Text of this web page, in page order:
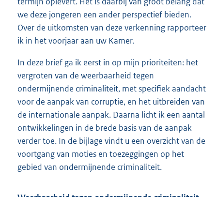
we deze jongeren een ander perspectief bieden.
Over de uitkomsten van deze verkenning rapporteer
ik in het voorjaar aan uw Kamer.
In deze brief ga ik eerst in op mijn prioriteiten: het
vergroten van de weerbaarheid tegen
ondermijnende criminaliteit, met specifiek aandacht
voor de aanpak van corruptie, en het uitbreiden van
de internationale aanpak. Daarna licht ik een aantal
ontwikkelingen in de brede basis van de aanpak
verder toe. In de bijlage vindt u een overzicht van de
voortgang van moties en toezeggingen op het
gebied van ondermijnende criminaliteit.